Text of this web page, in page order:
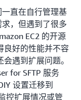
一直在自行管理基
，但遇到了很多
EC2 的开源
良好的性能并不容
遇到扩展问题。
for SFTP 服务
设置迁移到
控扩展情况或管